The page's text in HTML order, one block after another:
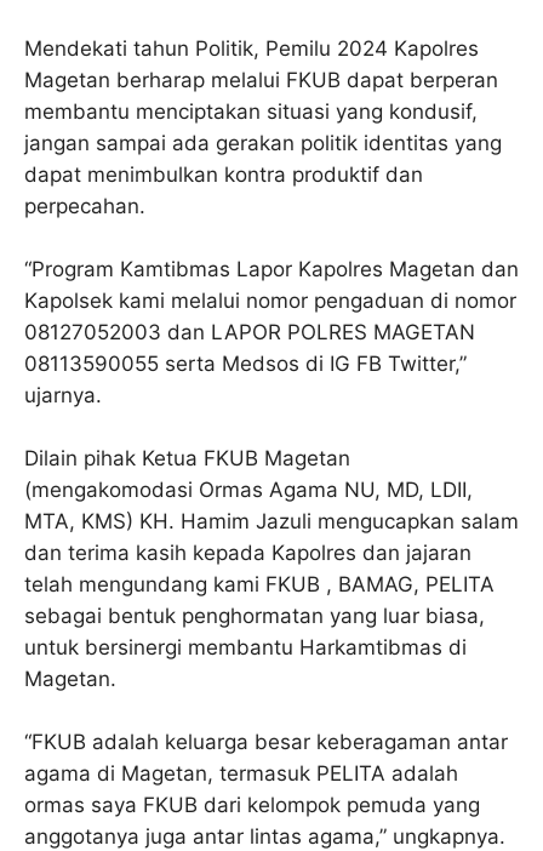
Mendekati tahun Politik, Pemilu 2024 Kapolres
Magetan berharap melalui FKUB dapat berperan
membantu menciptakan situasi yang kondusif,
jangan sampai ada gerakan politik identitas yang
dapat menimbulkan kontra produktif dan
perpecahan.
“Program Kamtibmas Lapor Kapolres Magetan dan
Kapolsek kami melalui nomor pengaduan di nomor
08127052003 dan LAPOR POLRES MAGETAN
08113590055 serta Medsos di IG FB Twitter,”
ujarnya.
Dilain pihak Ketua FKUB Magetan
(mengakomodasi Ormas Agama NU, MD, LDII,
MTA, KMS) KH. Hamim Jazuli mengucapkan salam
dan terima kasih kepada Kapolres dan jajaran
telah mengundang kami FKUB , BAMAG, PELITA
sebagai bentuk penghormatan yang luar biasa,
untuk bersinergi membantu Harkamtibmas di
Magetan.
“FKUB adalah keluarga besar keberagaman antar
agama di Magetan, termasuk PELITA adalah
ormas saya FKUB dari kelompok pemuda yang
anggotanya juga antar lintas agama,” ungkapnya.